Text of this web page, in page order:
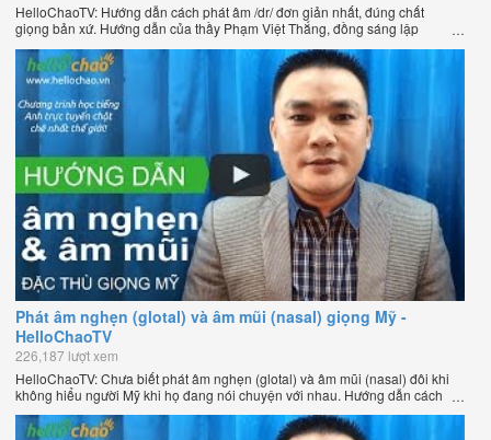
HelloChaoTV: Hướng dẫn cách phát âm /dr/ đơn giản nhất, đúng chất
giọng bản xứ. Hướng dẫn của thầy Phạm Việt Thắng, đồng sáng lập
HelloChao.vn - Chương trình dạy tiếng Anh trực tuyến chặt chẽ nhất thế
giới.
Phát âm nghẹn (glotal) và âm mũi (nasal) giọng Mỹ -
HelloChaoTV
226,187 lượt xem
HelloChaoTV: Chưa biết phát âm nghẹn (glotal) và âm mũi (nasal) đôi khi
không hiểu người Mỹ khi họ đang nói chuyện với nhau. Hướng dẫn cách
phát âm tiếng Anh giọng Mỹ theo phương pháp đọc tách ghép âm đặc biệt
của thầy Phạm Việt Thắng, đồng sáng lập HelloChao.vn - Chương trình